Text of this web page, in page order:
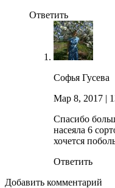
Ответить
Софья Гусева
Мар 8, 2017 |
Спасибо
насеяла 6
хочется
Ответить
Добавить комментарий